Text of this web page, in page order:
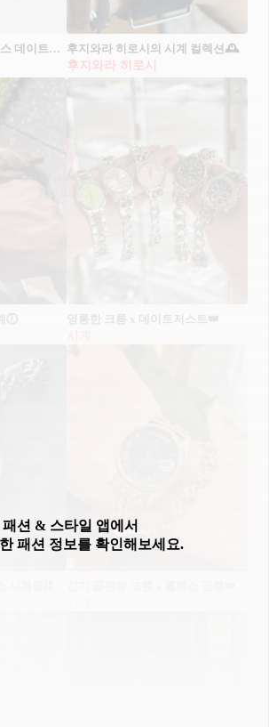
도버 스트릿 마켓, 롤렉스 데이트저스트 후지와라 히로시의 시계 컬렉션🕰️
후지와라 히로시
패션 & 스타일 앱에서
패션 정보를 확인해보세요.